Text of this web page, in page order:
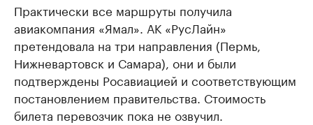
Практически все маршруты получила
авиакомпания «Ямал». АК «РусЛайн»
претендовала на три направления (Пермь,
Нижневартовск и Самара), они и были
подтверждены Росавиацией и соответствующим
постановлением правительства. Стоимость
билета перевозчик пока не озвучил.